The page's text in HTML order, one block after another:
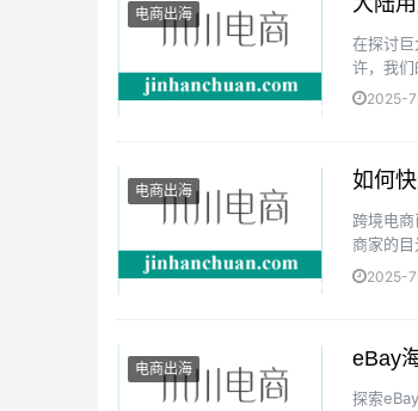
电商出海
在探讨
许，我
台，其开
2025-
电商出海 如何
跨境电
商家的
在注册
2025-
电商出海 eBay
探索